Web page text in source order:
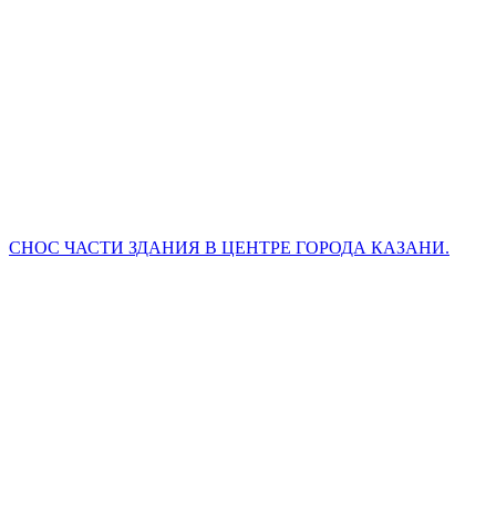
СНОС ЧАСТИ ЗДАНИЯ В ЦЕНТРЕ ГОРОДА КАЗАНИ.